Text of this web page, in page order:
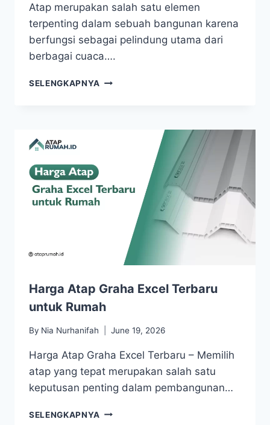
Atap merupakan salah satu elemen
terpenting dalam sebuah bangunan karena
berfungsi sebagai pelindung utama dari
berbagai cuaca….
SELENGKAPNYA
Harga Atap Graha Excel Terbaru
untuk Rumah
By Nia Nurhanifah June 19, 2026
Harga Atap Graha Excel Terbaru – Memilih
atap yang tepat merupakan salah satu
keputusan penting dalam pembangunan…
SELENGKAPNYA